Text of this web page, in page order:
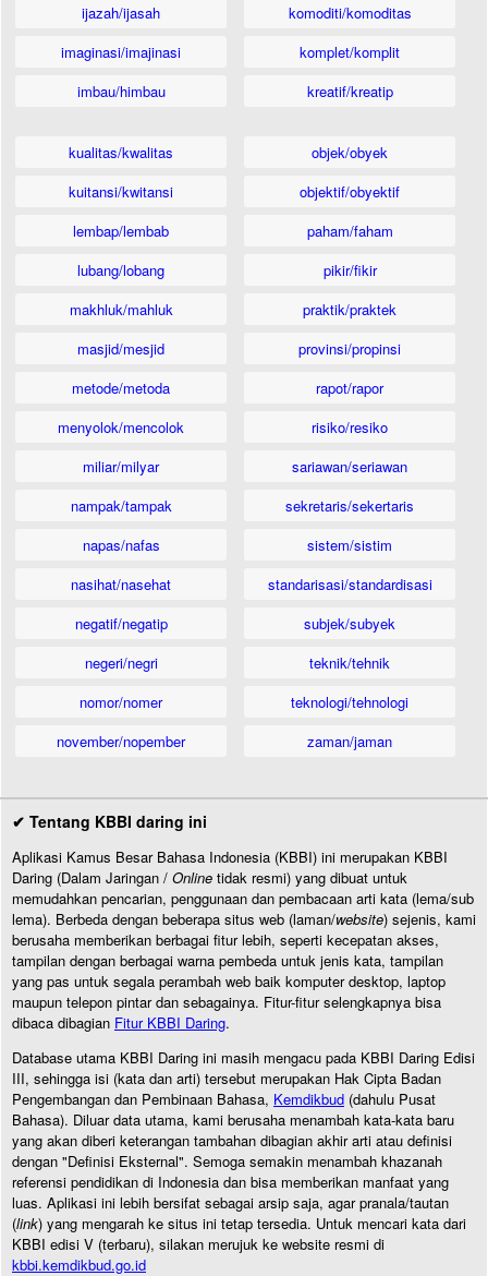
ijazah/ijasah
imaginasi/imajinasi
imbau/himbau
komoditi/komoditas
komplet/komplit
kreatif/kreatip
kualitas/kwalitas
kuitansi/kwitansi
lembap/lembab
lubang/lobang
makhluk/mahluk
masjid/mesjid
metode/metoda
menyolok/mencolok
miliar/milyar
nampak/tampak
napas/nafas
nasihat/nasehat
negatif/negatip
negeri/negri
nomor/nomer
november/nopember
objek/obyek
objektif/obyektif
paham/faham
pikir/fikir
praktik/praktek
provinsi/propinsi
rapot/rapor
risiko/resiko
sariawan/seriawan
sekretaris/sekertaris
sistem/sistim
standarisasi/standardisasi
subjek/subyek
teknik/tehnik
teknologi/tehnologi
zaman/jaman
✔ Tentang KBBI daring ini
Aplikasi Kamus Besar Bahasa Indonesia (KBBI) ini merupakan KBBI
Daring (Dalam Jaringan / Online tidak resmi) yang dibuat untuk
memudahkan pencarian, penggunaan dan pembacaan arti kata (lema/sub
lema). Berbeda dengan beberapa situs web (laman/website) sejenis, kami
berusaha memberikan berbagai fitur lebih, seperti kecepatan akses,
tampilan dengan berbagai warna pembeda untuk jenis kata, tampilan
yang pas untuk segala perambah web baik komputer desktop, laptop
maupun telepon pintar dan sebagainya. Fitur-fitur selengkapnya bisa
dibaca dibagian Fitur KBBI Daring.
Database utama KBBI Daring ini masih mengacu pada KBBI Daring Edisi
III, sehingga isi (kata dan arti) tersebut merupakan Hak Cipta Badan
Pengembangan dan Pembinaan Bahasa, Kemdikbud (dahulu Pusat
Bahasa). Diluar data utama, kami berusaha menambah kata-kata baru
yang akan diberi keterangan tambahan dibagian akhir arti atau definisi
dengan "Definisi Eksternal". Semoga semakin menambah khazanah
referensi pendidikan di Indonesia dan bisa memberikan manfaat yang
luas. Aplikasi ini lebih bersifat sebagai arsip saja, agar pranala/tautan
(link) yang mengarah ke situs ini tetap tersedia. Untuk mencari kata dari
KBBI edisi V (terbaru), silakan merujuk ke website resmi di
kbbi.kemdikbud.go.id